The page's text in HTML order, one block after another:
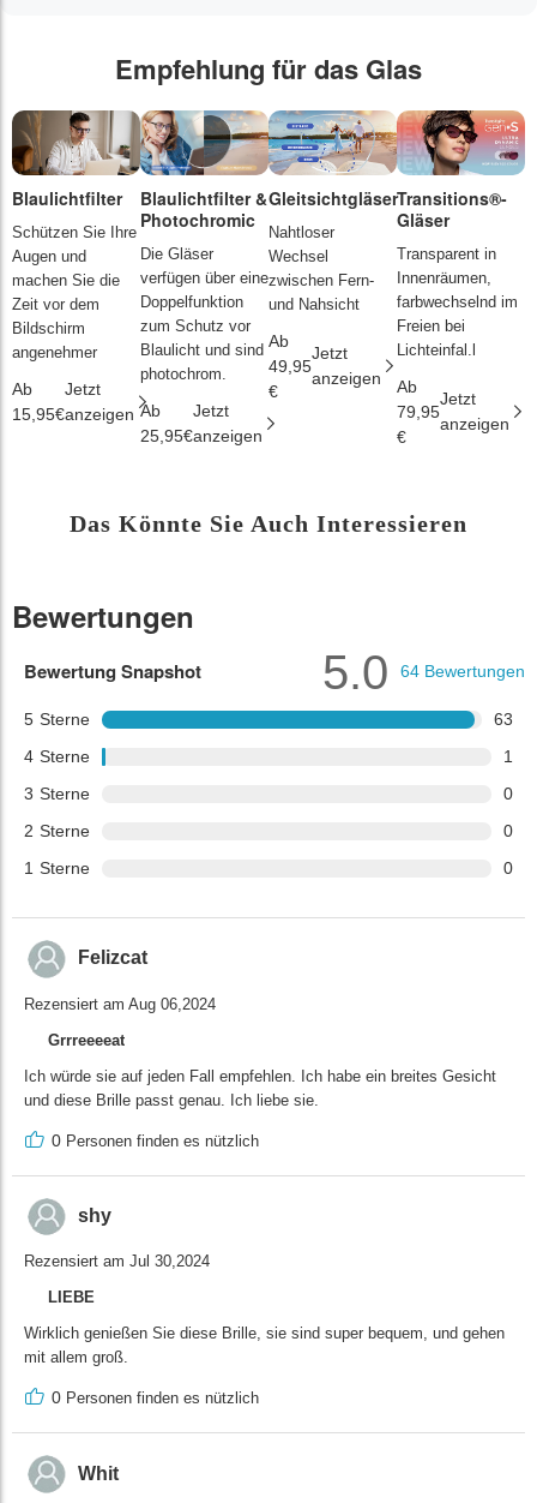
Empfehlung für das Glas
Blaulichtfilter
Schützen Sie Ihre
Augen und
machen Sie die
Zeit vor dem
Bildschirm
angenehmer
Ab
15,95€
Jetzt
anzeigen
Blaulichtfilter &
Photochromic
Die Gläser
verfügen über eine
Doppelfunktion
zum Schutz vor
Blaulicht und sind
photochrom.
Ab
25,95€
Jetzt
anzeigen
Gleitsichtgläser
Nahtloser
Wechsel
zwischen Fern-
und Nahsicht
Ab
49,95
€
Jetzt
anzeigen
Transitions®-
Gläser
Transparent in
Innenräumen,
farbwechselnd im
Freien bei
Lichteinfal.l
Ab
79,95
€
Jetzt
anzeigen
Das Könnte Sie Auch Interessieren
Bewertungen
Bewertung Snapshot
5 Sterne
63
4 Sterne
1
3 Sterne
0
2 Sterne
0
1 Sterne 0
5.0 64 Bewertungen
Felizcat
Rezensiert am Aug 06,2024
Grrreeeeat
Ich würde sie auf jeden Fall empfehlen. Ich habe ein breites Gesicht
und diese Brille passt genau. Ich liebe sie.
0 Personen finden es nützlich
shy
Rezensiert am Jul 30,2024
LIEBE
Wirklich genießen Sie diese Brille, sie sind super bequem, und gehen
mit allem groß.
0 Personen finden es nützlich
Whit